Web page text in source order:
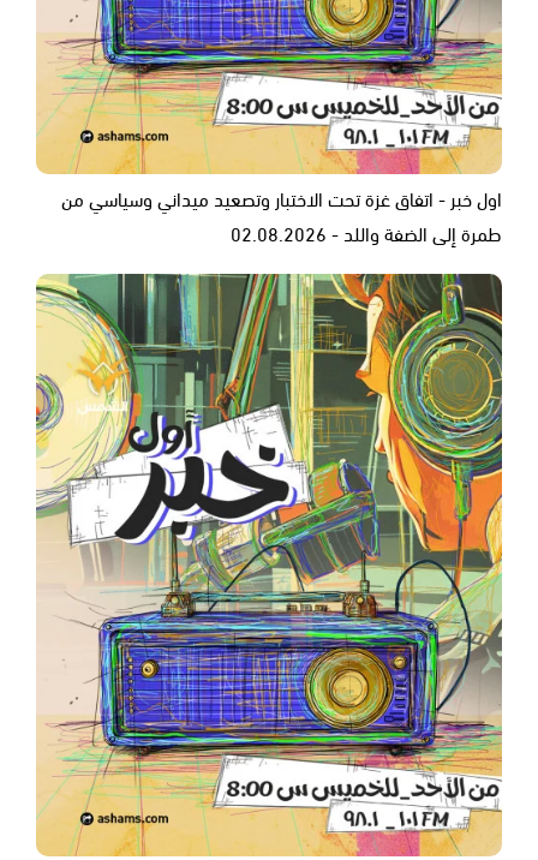
اول خبر - اتفاق غزة تحت الاختبار وتصعيد ميداني وسياسي من
طمرة إلى الضفة واللد - 02.08.2026